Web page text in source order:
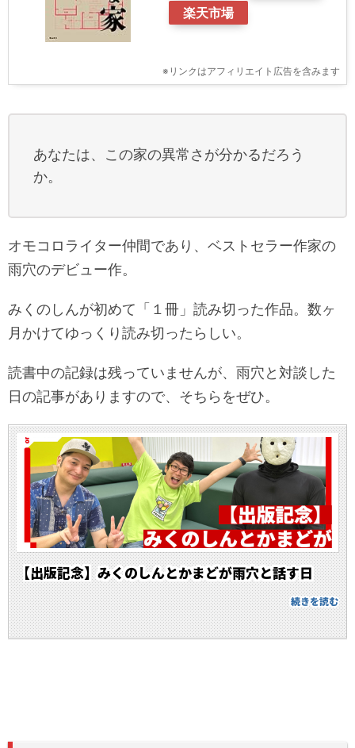
楽天市場
※リンクはアフィリエイト広告を含みます
あなたは、この家の異常さが分かるだろう
か。
オモコロライター仲間であり、ベストセラー作家の
雨穴のデビュー作。
みくのしんが初めて「１冊」読み切った作品。数ヶ
月かけてゆっくり読み切ったらしい。
読書中の記録は残っていませんが、雨穴と対談した
日の記事がありますので、そちらをぜひ。
【出版記念】みくのしんとかまどが雨穴と話す日
続きを読む